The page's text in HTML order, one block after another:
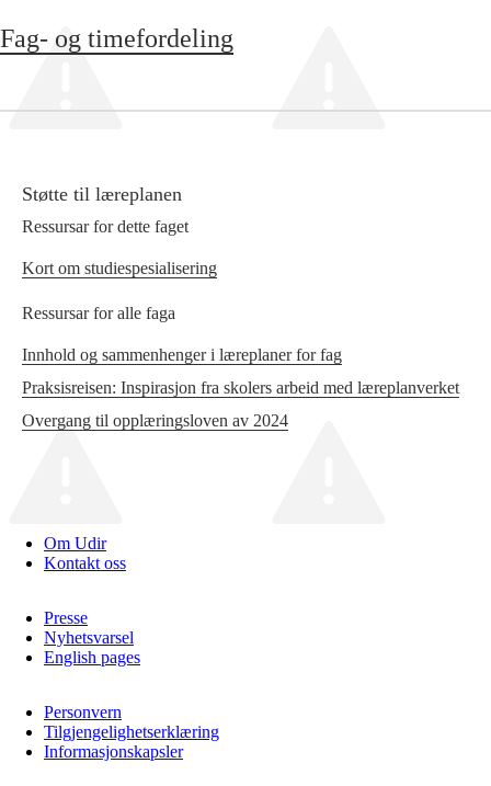
Fag- og timefordeling
Støtte til læreplanen
Ressursar for dette faget
Kort om studiespesialisering
Ressursar for alle faga
Innhold og sammenhenger i læreplaner for fag
Praksisreisen: Inspirasjon fra skolers arbeid med læreplanverket
Overgang til opplæringsloven av 2024
Om Udir
Kontakt oss
Presse
Nyhetsvarsel
English pages
Personvern
Tilgjengelighetserklæring
Informasjonskapsler